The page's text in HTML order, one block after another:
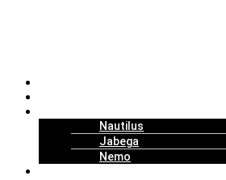
Nautilus
Jabega
Nemo